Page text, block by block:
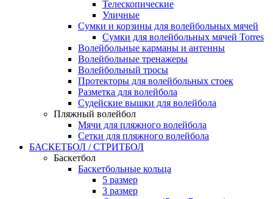
Телескопические
Уличные
Сумки и корзины для волейбольных мячей
Сумки для волейбольных мячей Torres
Волейбольные карманы и антенны
Волейбольные тренажеры
Волейбольный тросы
Протекторы для волейбольных стоек
Разметка для волейбола
Судейские вышки для волейбола
Пляжный волейбол
Мячи для пляжного волейбола
Сетки для пляжного волейбола
БАСКЕТБОЛ / СТРИТБОЛ
Баскетбол
Баскетбольные кольца
5 размер
3 размер